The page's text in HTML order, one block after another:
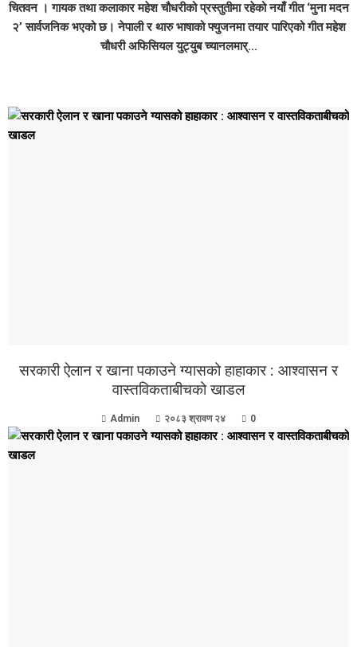
चितवन । गायक तथा कलाकार महेश चौधरीको प्रस्तुतीमा रहेको नयाँ गीत ‘मुना मदन
२’ सार्वजनिक भएको छ। नेपाली र थारु भाषाको फ्युजनमा तयार पारिएको गीत महेश
चौधरी अफिसियल युट्युब च्यानलमार्...
सरकारी ऐलान र खाना पकाउने ग्यासको हाहाकार : आश्वासन र
वास्तविकताबीचको खाडल
Admin २०८३ श्रावण २४ 0